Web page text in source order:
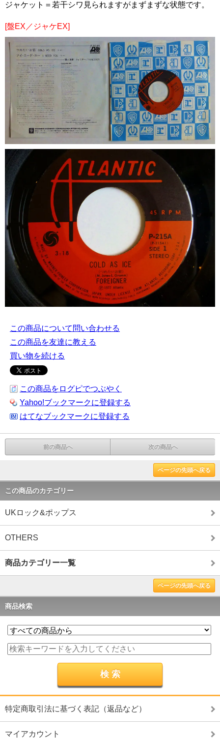
ジャケット＝若干シワ見られますがまずまずな状態です。
[盤EX／ジャケEX]
この商品について問い合わせる
この商品を友達に教える
買い物を続ける
この商品をログピでつぶやく
Yahoo!ブックマークに登録する
はてなブックマークに登録する
前の商品へ 次の商品へ
ページの先頭へ戻る
この商品のカテゴリー
UKロック&ポップス
OTHERS
商品カテゴリー一覧
ページの先頭へ戻る
商品検索
特定商取引法に基づく表記（返品など）
マイアカウント